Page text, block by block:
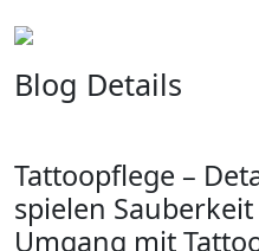
Blog Details
Tattoopflege –
spielen
Umgang mit